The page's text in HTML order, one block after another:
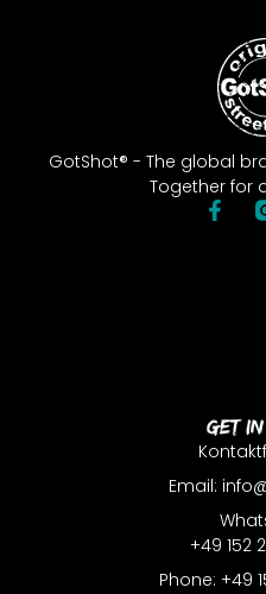
GotShot® - The global
Together for
Get
Email:
+49 152
Phone: +49